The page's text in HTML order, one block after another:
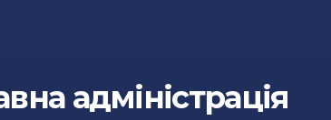
адміністрація